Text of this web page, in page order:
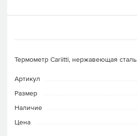
Термометр Cariitti, нержавеющая сталь
Артикул
Размер
Наличие
Цена